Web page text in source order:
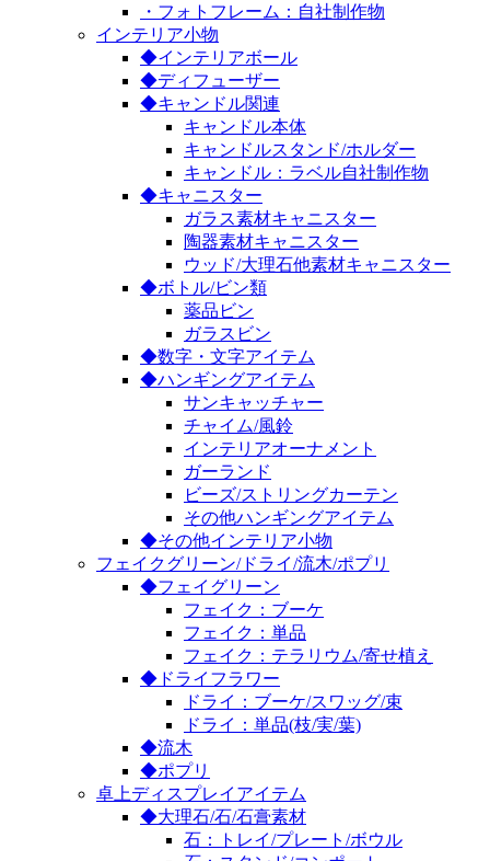
・フォトフレーム：自社制作物
インテリア小物
◆インテリアボール
◆ディフューザー
◆キャンドル関連
キャンドル本体
キャンドルスタンド/ホルダー
キャンドル：ラベル自社制作物
◆キャニスター
ガラス素材キャニスター
陶器素材キャニスター
ウッド/大理石他素材キャニスター
◆ボトル/ビン類
薬品ビン
ガラスビン
◆数字・文字アイテム
◆ハンギングアイテム
サンキャッチャー
チャイム/風鈴
インテリアオーナメント
ガーランド
ビーズ/ストリングカーテン
その他ハンギングアイテム
◆その他インテリア小物
フェイクグリーン/ドライ/流木/ポプリ
◆フェイグリーン
フェイク：ブーケ
フェイク：単品
フェイク：テラリウム/寄せ植え
◆ドライフラワー
ドライ：ブーケ/スワッグ/束
ドライ：単品(枝/実/葉)
◆流木
◆ポプリ
卓上ディスプレイアイテム
◆大理石/石/石膏素材
石：トレイ/プレート/ボウル